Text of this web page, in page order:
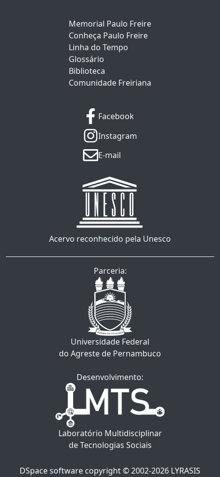
Memorial Paulo Freire
Conheça Paulo Freire
Linha do Tempo
Glossário
Biblioteca
Comunidade Freiriana
Facebook
Instagram
E-mail
Acervo reconhecido pela Unesco
Parceria:
Universidade Federal
do Agreste de Pernambuco
Desenvolvimento:
Laboratório Multidisciplinar
de Tecnologias Sociais
DSpace software copyright © 2002-2026 LYRASIS